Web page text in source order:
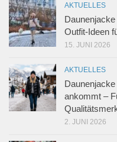
AKTUELLES
Outfit-Ideen
15. JUNI 2026
AKTUELLES
ankommt –
2. JUNI 2026